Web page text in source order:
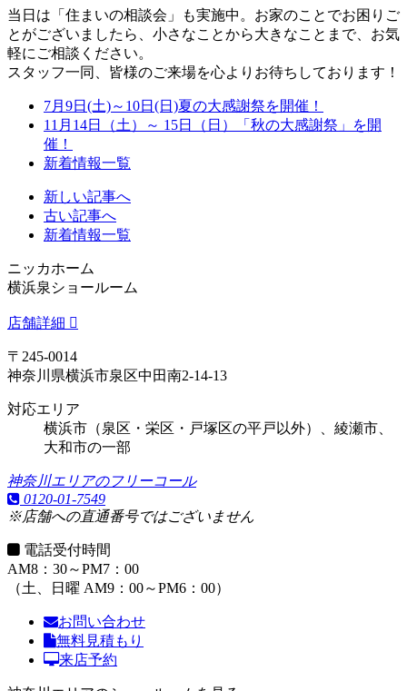
当日は「住まいの相談会」も実施中。お家のことでお困りご
とがございましたら、小さなことから大きなことまで、お気
軽にご相談ください。
スタッフ一同、皆様のご来場を心よりお待ちしております！
7月9日(土)～10日(日)夏の大感謝祭を開催！
11月14日（土）～ 15日（日）「秋の大感謝祭」を開
催！
新着情報一覧
新しい記事へ
古い記事へ
新着情報一覧
ニッカホーム
横浜泉ショールーム
店舗詳細
〒245-0014
神奈川県横浜市泉区中田南2-14-13
対応エリア
横浜市（泉区・栄区・戸塚区の平戸以外）、綾瀬市、
大和市の一部
神奈川エリアのフリーコール
0120-01-7549
※店舗への直通番号ではございません
電話受付時間
AM8：30～PM7：00
（土、日曜 AM9：00～PM6：00）
お問い合わせ
無料見積もり
来店予約